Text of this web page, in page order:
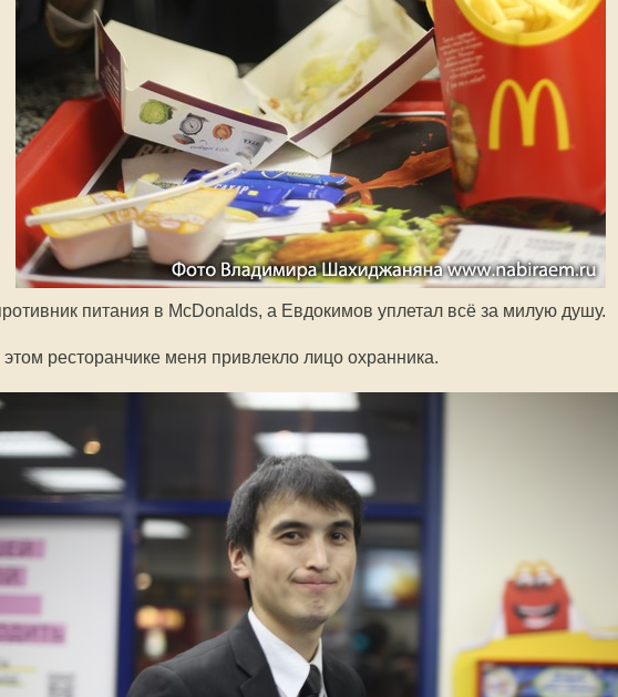
питания в McDonalds, а Евдокимов уплетал всё за милую душу.
этом ресторанчике меня привлекло лицо охранника.